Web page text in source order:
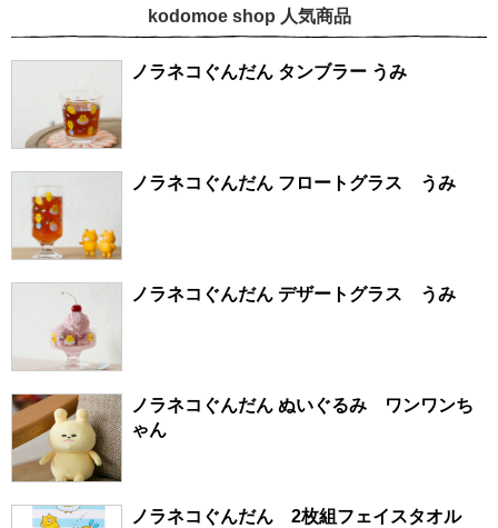
kodomoe shop 人気商品
ノラネコぐんだん タンブラー うみ
ノラネコぐんだん フロートグラス うみ
ノラネコぐんだん デザートグラス うみ
ノラネコぐんだん ぬいぐるみ ワンワンち
ゃん
ノラネコぐんだん 2枚組フェイスタオル